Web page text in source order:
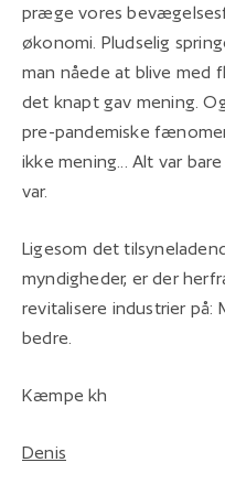
præge vores
økonomi. Pludselig
man nåede at blive med
det knapt gav mening.
pre-pandemiske
ikke mening... Alt var
var.
Ligesom det
myndigheder, er der
revitalisere industrier på:
bedre.
Kæmpe kh
Denis